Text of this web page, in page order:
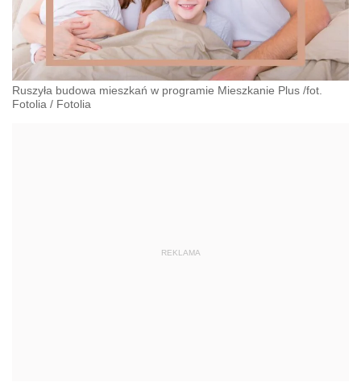
Ruszyła budowa mieszkań w programie Mieszkanie Plus /fot.
Fotolia / Fotolia